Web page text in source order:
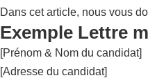
Dans cet article, nous vous
Exemple Lettre
[Prénom & Nom du candidat]
[Adresse du candidat]